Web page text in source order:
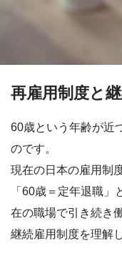
再雇用制度と
60歳という年齢が近
のです。
現在の日本の雇用制
「60歳＝定年退職
在の職場で引き続き
継続雇用制度を理解